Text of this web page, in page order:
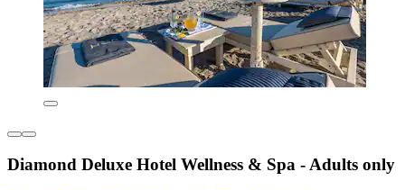
Diamond Deluxe Hotel Wellness & Spa - Adults only